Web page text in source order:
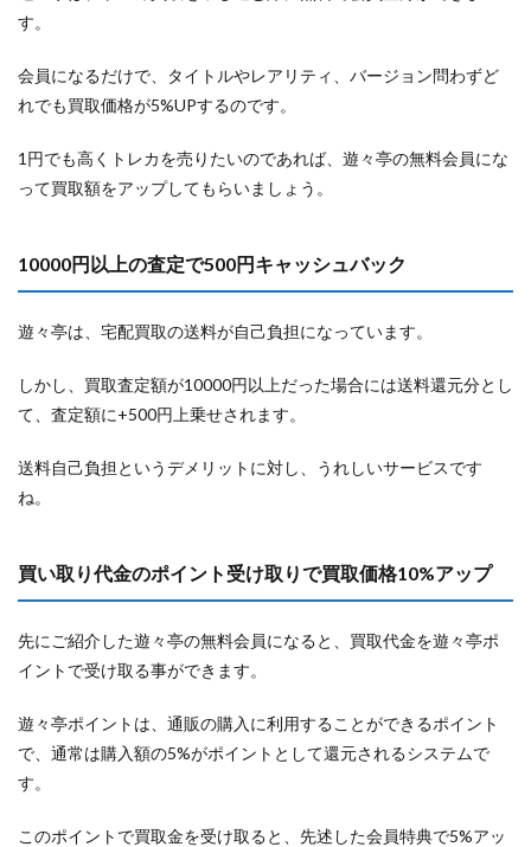
す。
会員になるだけで、タイトルやレアリティ、バージョン問わずど
れでも買取価格が5%UPするのです。
1円でも高くトレカを売りたいのであれば、遊々亭の無料会員にな
って買取額をアップしてもらいましょう。
10000円以上の査定で500円キャッシュバック
遊々亭は、宅配買取の送料が自己負担になっています。
しかし、買取査定額が10000円以上だった場合には送料還元分とし
て、査定額に+500円上乗せされます。
送料自己負担というデメリットに対し、うれしいサービスです
ね。
買い取り代金のポイント受け取りで買取価格10%アップ
先にご紹介した遊々亭の無料会員になると、買取代金を遊々亭ポ
イントで受け取る事ができます。
遊々亭ポイントは、通販の購入に利用することができるポイント
で、通常は購入額の5%がポイントとして還元されるシステムで
す。
このポイントで買取金を受け取ると、先述した会員特典で5%アッ